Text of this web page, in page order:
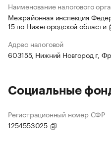
Наименование налогового
Межрайонная инспекция
15 по Нижегородской области
Адрес налоговой
603155, Нижний Новгород г,
Социальные
Регистрационный номер СФР
1254553025